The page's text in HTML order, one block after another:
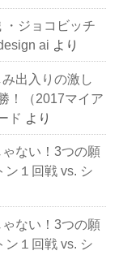
・ジョコビッチ
ai より
出入りの激し
！（2017マイア
ド より
ゃない！3つの願
ン１回戦 vs. シ
ゃない！3つの願
ン１回戦 vs. シ